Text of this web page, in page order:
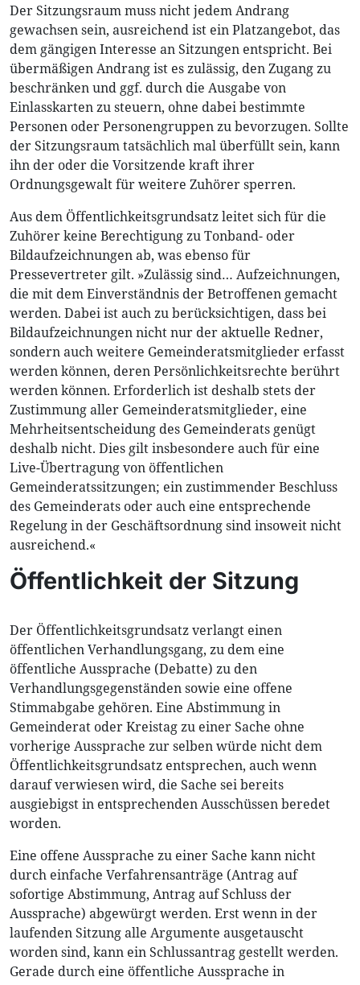
Der Sitzungsraum muss nicht jedem Andrang
gewachsen sein, ausreichend ist ein Platzangebot, das
dem gängigen Interesse an Sitzungen entspricht. Bei
übermäßigen Andrang ist es zulässig, den Zugang zu
beschränken und ggf. durch die Ausgabe von
Einlasskarten zu steuern, ohne dabei bestimmte
Personen oder Personengruppen zu bevorzugen. Sollte
der Sitzungsraum tatsächlich mal überfüllt sein, kann
ihn der oder die Vorsitzende kraft ihrer
Ordnungsgewalt für weitere Zuhörer sperren.
Aus dem Öffentlichkeitsgrundsatz leitet sich für die
Zuhörer keine Berechtigung zu Tonband- oder
Bildaufzeichnungen ab, was ebenso für
Pressevertreter gilt. »Zulässig sind… Aufzeichnungen,
die mit dem Einverständnis der Betroffenen gemacht
werden. Dabei ist auch zu berücksichtigen, dass bei
Bildaufzeichnungen nicht nur der aktuelle Redner,
sondern auch weitere Gemeinderatsmitglieder erfasst
werden können, deren Persönlichkeitsrechte berührt
werden können. Erforderlich ist deshalb stets der
Zustimmung aller Gemeinderatsmitglieder, eine
Mehrheitsentscheidung des Gemeinderats genügt
deshalb nicht. Dies gilt insbesondere auch für eine
Live-Übertragung von öffentlichen
Gemeinderatssitzungen; ein zustimmender Beschluss
des Gemeinderats oder auch eine entsprechende
Regelung in der Geschäftsordnung sind insoweit nicht
ausreichend.«
Öffentlichkeit der Sitzung
Der Öffentlichkeitsgrundsatz verlangt einen
öffentlichen Verhandlungsgang, zu dem eine
öffentliche Aussprache (Debatte) zu den
Verhandlungsgegenständen sowie eine offene
Stimmabgabe gehören. Eine Abstimmung in
Gemeinderat oder Kreistag zu einer Sache ohne
vorherige Aussprache zur selben würde nicht dem
Öffentlichkeitsgrundsatz entsprechen, auch wenn
darauf verwiesen wird, die Sache sei bereits
ausgiebigst in entsprechenden Ausschüssen beredet
worden.
Eine offene Aussprache zu einer Sache kann nicht
durch einfache Verfahrensanträge (Antrag auf
sofortige Abstimmung, Antrag auf Schluss der
Aussprache) abgewürgt werden. Erst wenn in der
laufenden Sitzung alle Argumente ausgetauscht
worden sind, kann ein Schlussantrag gestellt werden.
Gerade durch eine öffentliche Aussprache in